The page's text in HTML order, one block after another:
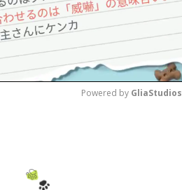
Powered by GliaStudios